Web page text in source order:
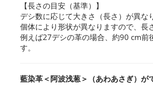
【長さの目安（基準）】
デシ数に応じて大きさ（長さ）が異な
個体により形状が異なりますので、長
例えば27デシの革の場合、約90 cm前
す。
藍染革＜阿波浅葱＞（あわあさぎ）が